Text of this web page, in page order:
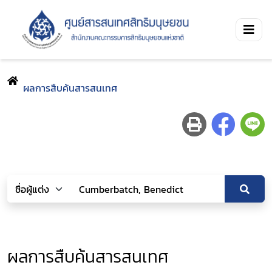
ผลการสืบค้นสารสนเทศ
ผลการสืบค้นสารสนเทศ